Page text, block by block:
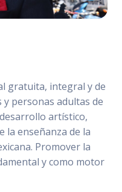
gratuita, integral y de
y personas adultas de
artístico,
la enseñanza de la
Promover la
y como motor